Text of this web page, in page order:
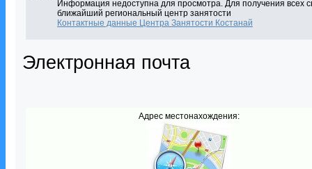
Информация недоступна для просмотра. Для получения всех
ближайший региональный центр занятости
Контактные данные Центра Занятости Костанай
Электронная почта
Адрес местонахождения: